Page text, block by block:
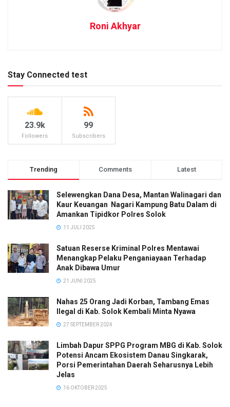
Roni Akhyar
Stay Connected test
23.9k
Followers
99
Subscribers
Trending Comments Latest
Selewengkan Dana Desa, Mantan Walinagari dan
Kaur Keuangan Nagari Kampung Batu Dalam di
Amankan Tipidkor Polres Solok
11 JULI 2025
Satuan Reserse Kriminal Polres Mentawai
Menangkap Pelaku Penganiayaan Terhadap
Anak Dibawa Umur
21 JUNI 2025
Nahas 25 Orang Jadi Korban, Tambang Emas
Ilegal di Kab. Solok Kembali Minta Nyawa
27 SEPTEMBER 2024
Limbah Dapur SPPG Program MBG di Kab. Solok
Potensi Ancam Ekosistem Danau Singkarak,
Porsi Pemerintahan Daerah Seharusnya Lebih
Jelas
16 OKTOBER 2025